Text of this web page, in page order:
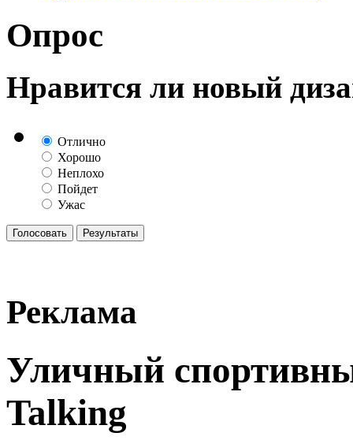
Опрос
Нравится ли новый
Отлично
Хорошо
Неплохо
Пойдет
Ужас
Реклама
Уличный
Talking